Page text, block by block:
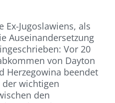
Ex-Jugoslawiens, als
Auseinandersetzung
Vor 20
von Dayton
Herzegowina beendet
wichtigen
den